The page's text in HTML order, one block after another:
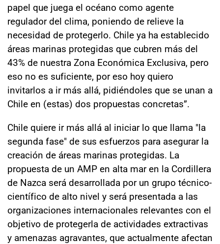
papel que juega el océano como agente
regulador del clima, poniendo de relieve la
necesidad de protegerlo. Chile ya ha establecido
áreas marinas protegidas que cubren más del
43% de nuestra Zona Económica Exclusiva, pero
eso no es suficiente, por eso hoy quiero
invitarlos a ir más allá, pidiéndoles que se unan a
Chile en (estas) dos propuestas concretas”.
Chile quiere ir más allá al iniciar lo que llama "la
segunda fase" de sus esfuerzos para asegurar la
creación de áreas marinas protegidas. La
propuesta de un AMP en alta mar en la Cordillera
de Nazca será desarrollada por un grupo técnico-
científico de alto nivel y será presentada a las
organizaciones internacionales relevantes con el
objetivo de protegerla de actividades extractivas
y amenazas agravantes, que actualmente afectan